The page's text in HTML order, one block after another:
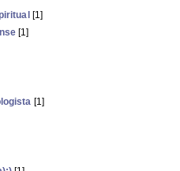
[1]
[1]
[1]